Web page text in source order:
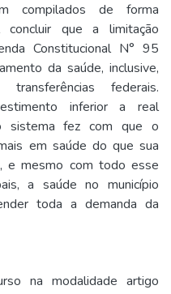
compilados de forma
que a limitação
Constitucional N° 95
da saúde, inclusive,
federais.
inferior a real
sistema fez com que o
em saúde do que sua
e mesmo com todo esse
a saúde no município
toda a demanda da
na modalidade artigo